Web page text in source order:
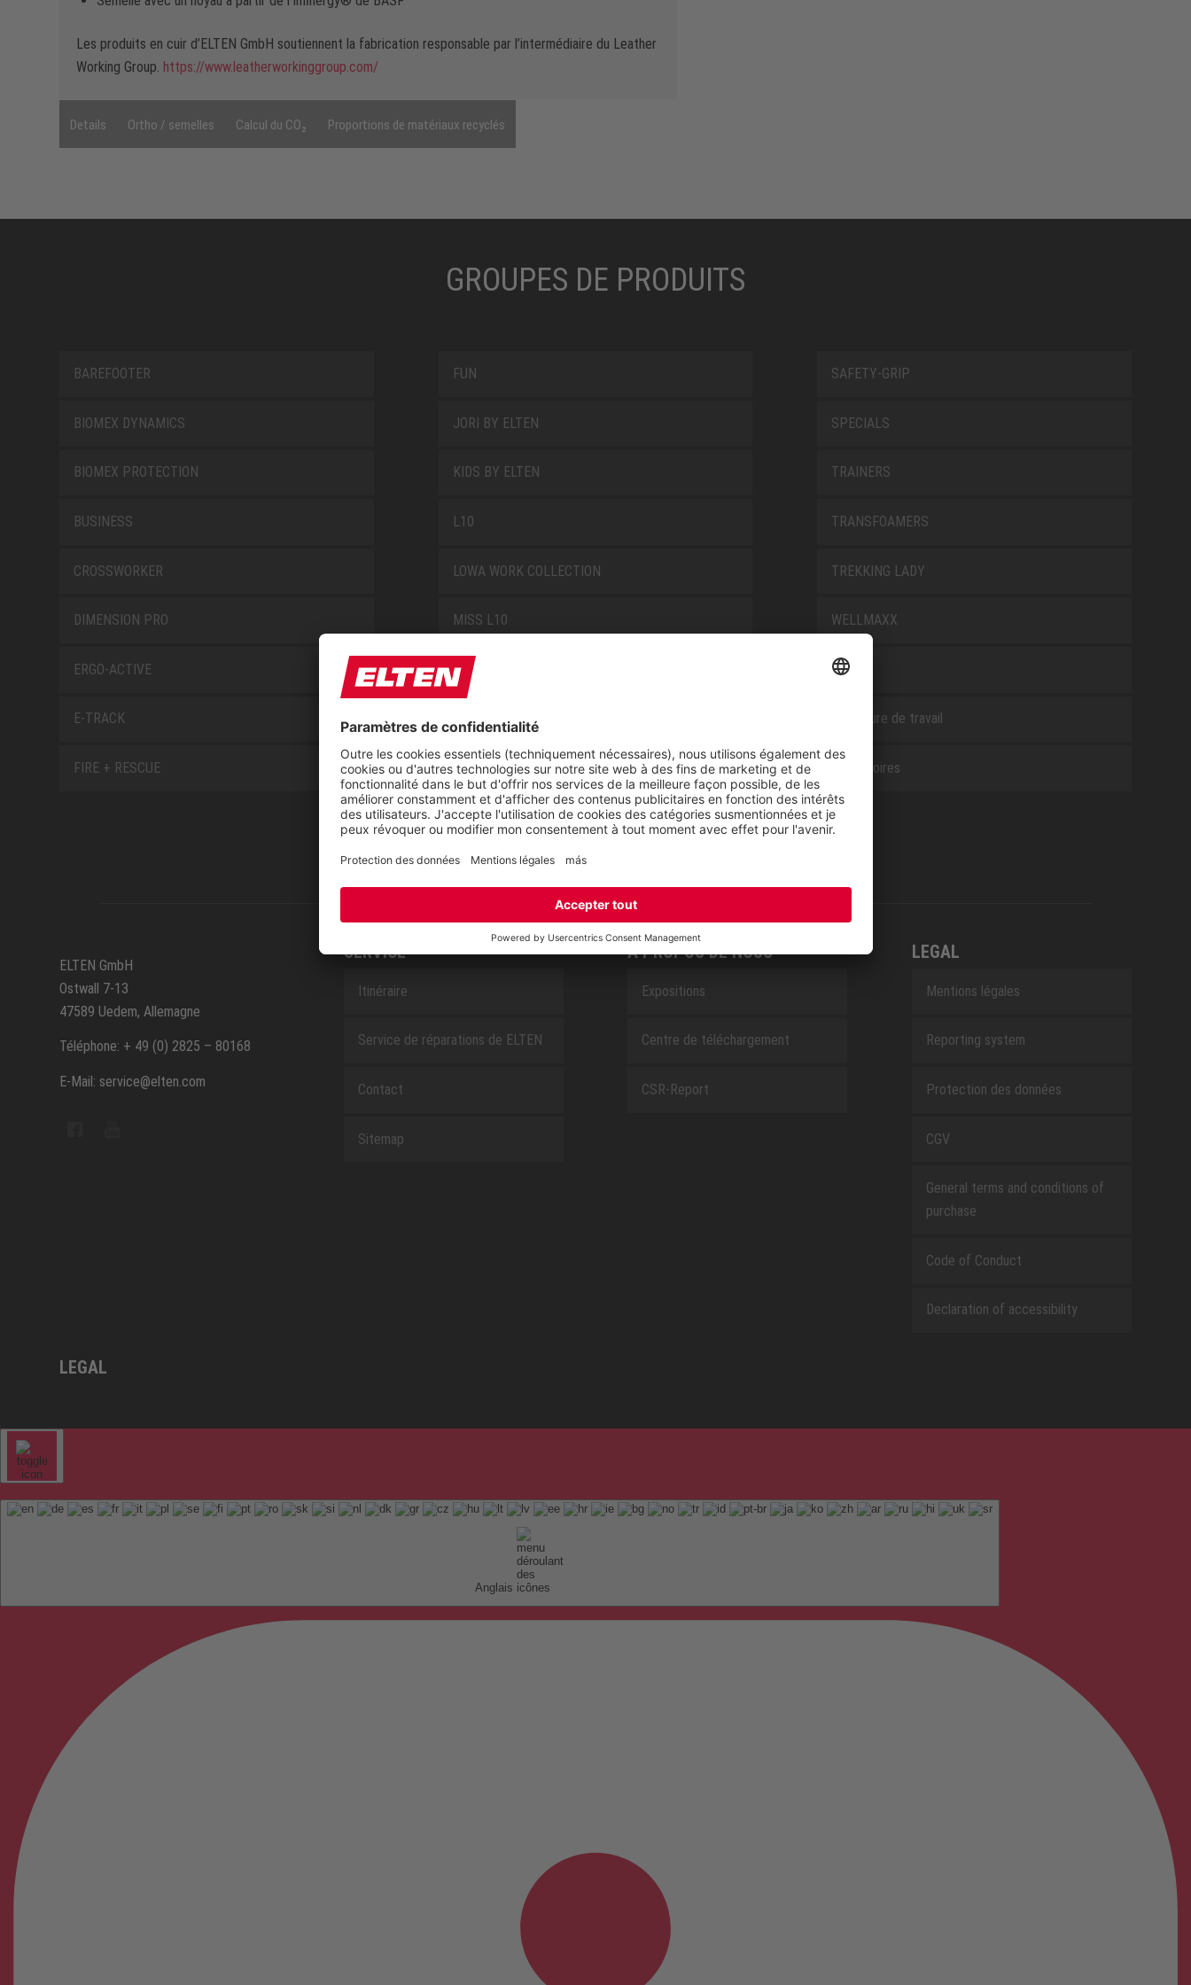
Les produits en cuir d’ELTEN GmbH soutiennent la fabrication responsable par l’intermédiaire du Leather
Working Group. https://www.leatherworkinggroup.com/
Details Ortho / semelles Calcul du CO₂ Proportions de matériaux recyclés
GROUPES DE PRODUITS
BAREFOOTER
BIOMEX DYNAMICS
BIOMEX PROTECTION
BUSINESS
CROSSWORKER
DIMENSION PRO
ERGO-ACTIVE
E-TRACK
FIRE + RESCUE
FUN
JORI BY ELTEN
KIDS BY ELTEN
L10
LOWA WORK COLLECTION
MISS L10
NEW CLASSICS
NOVA
RETRO
SAFEGUARD
SAFETY-GRIP
SPECIALS
TRAINERS
TRANSFOAMERS
TREKKING LADY
WELLMAXX
WHITE
Chaussure de travail
Accessoires
ELTEN GmbH
Ostwall 7-13
47589 Uedem, Allemagne
Téléphone: + 49 (0) 2825 – 80168
E-Mail: service@elten.com
SERVICE
Itinéraire
Service de réparations de ELTEN
Contact
Sitemap
À PROPOS DE NOUS
Expositions
Centre de téléchargement
CSR-Report
LEGAL
Mentions légales
Reporting system
Protection des données
CGV
General terms and conditions of
purchase
Code of Conduct
Declaration of accessibility
LEGAL
Anglais